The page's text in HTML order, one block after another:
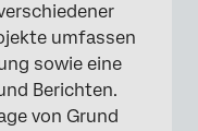
Datei
umfassen
sowie eine
Berichten.
von Grund